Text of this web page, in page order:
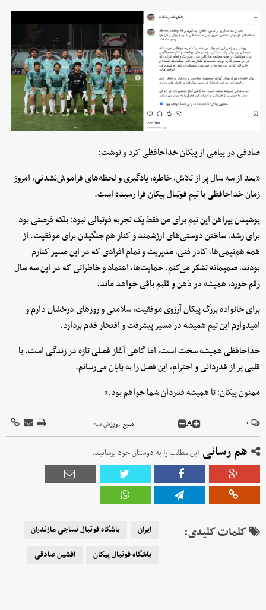
صادقی در پیامی از پیکان خداحافظی کرد و نوشت:
«بعد از سه سال پر از تلاش، خاطره، یادگیری و لحظه‌های فراموش‌نشدنی، امروز
زمان خداحافظی با تیم فوتبال پیکان فرا رسیده است.
پوشیدن پیراهن این تیم برای من فقط یک تجربه فوتبالی نبود؛ بلکه فرصتی بود
برای رشد، ساختن دوستی‌های ارزشمند و کنار هم جنگیدن برای موفقیت. از
همه هم‌تیمی‌ها، کادر فنی، مدیریت و تمام افرادی که در این مسیر کنارم
بودند، صمیمانه تشکر می‌کنم. حمایت‌ها، اعتماد و خاطراتی که در این سه سال
رقم خورد، همیشه در ذهن و قلبم باقی خواهد ماند.
برای خانواده بزرگ پیکان آرزوی موفقیت، سلامتی و روزهای درخشان دارم و
امیدوارم این تیم همیشه در مسیر پیشرفت و افتخار قدم بردارد.
خداحافظی همیشه سخت است، اما گاهی آغاز فصلی تازه در زندگی است. با
قلبی پر از قدردانی و احترام، این فصل را به پایان می‌رسانم.
ممنون پیکان؛ تا همیشه قدردان شما خواهم بود.»
۰ A منبع :ورزش سه
هم رسانی این مطلب را به دوستان خود برسانید.
کلمات کلیدی: ایران
باشگاه فوتبال نساجی مازندران
باشگاه فوتبال پیکان
افشین صادقی